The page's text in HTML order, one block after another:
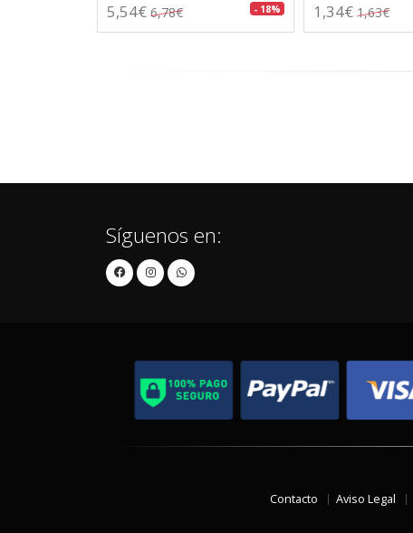
5,54€ 6,78€ - 18% 1,34€ 1,63€
Síguenos en:
Contacto Aviso Legal